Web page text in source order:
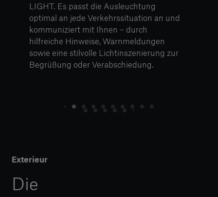
LIGHT. Es passt die Ausleuchtung
optimal an jede Verkehrssituation an und
kommuniziert mit Ihnen – durch
hilfreiche Hinweise, Warnmeldungen
sowie eine stilvolle Lichtinszenierung zur
Begrüßung oder Verabschiedung.
Exterieur
Die